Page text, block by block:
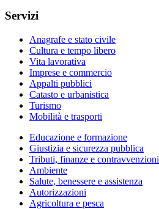
Servizi
Anagrafe e stato civile
Cultura e tempo libero
Vita lavorativa
Imprese e commercio
Appalti pubblici
Catasto e urbanistica
Turismo
Mobilità e trasporti
Educazione e formazione
Giustizia e sicurezza pubblica
Tributi, finanze e contravvenzioni
Ambiente
Salute, benessere e assistenza
Autorizzazioni
Agricoltura e pesca